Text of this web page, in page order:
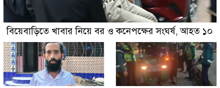
বিয়েবাড়িতে খাবার নিয়ে বর ও কনেপক্ষের সংঘর্ষ, আহত ১০